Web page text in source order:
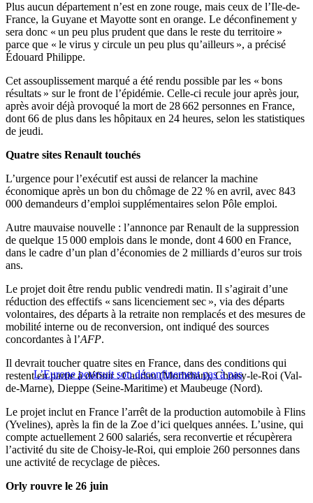
Plus aucun département n’est en zone rouge, mais ceux de l’Ile-de-
France, la Guyane et Mayotte sont en orange. Le déconfinement y
sera donc « un peu plus prudent que dans le reste du territoire »
parce que « le virus y circule un peu plus qu’ailleurs », a précisé
Édouard Philippe.
Cet assouplissement marqué a été rendu possible par les « bons
résultats » sur le front de l’épidémie. Celle-ci recule jour après jour,
après avoir déjà provoqué la mort de 28 662 personnes en France,
dont 66 de plus dans les hôpitaux en 24 heures, selon les statistiques
de jeudi.
Quatre sites Renault touchés
L’urgence pour l’exécutif est aussi de relancer la machine
économique après un bon du chômage de 22 % en avril, avec 843
000 demandeurs d’emploi supplémentaires selon Pôle emploi.
Autre mauvaise nouvelle : l’annonce par Renault de la suppression
de quelque 15 000 emplois dans le monde, dont 4 600 en France,
dans le cadre d’un plan d’économies de 2 milliards d’euros sur trois
ans.
Le projet doit être rendu public vendredi matin. Il s’agirait d’une
réduction des effectifs « sans licenciement sec », via des départs
volontaires, des départs à la retraite non remplacés et des mesures de
mobilité interne ou de reconversion, ont indiqué des sources
concordantes à l’AFP.
L’Europe poursuit son déconfinement pas à pas
Il devrait toucher quatre sites en France, dans des conditions qui
restent en partie à définir : Caudan (Morbihan), Choisy-le-Roi (Val-
de-Marne), Dieppe (Seine-Maritime) et Maubeuge (Nord).
Le projet inclut en France l’arrêt de la production automobile à Flins
(Yvelines), après la fin de la Zoe d’ici quelques années. L’usine, qui
compte actuellement 2 600 salariés, sera reconvertie et récupèrera
l’activité du site de Choisy-le-Roi, qui emploie 260 personnes dans
une activité de recyclage de pièces.
Orly rouvre le 26 juin